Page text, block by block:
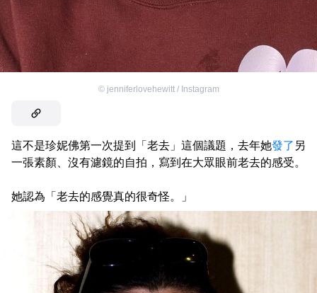
© jenniferlovehewitt / Instagram
這不是珍妮佛第一次提到「老去」這個議題，去年她發了 另
一張素顏、沒有濾鏡的自拍，寫到在大眾眼前老去的感受。
她認為「老去的感覺真的很奇怪。」